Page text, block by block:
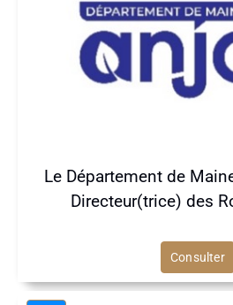
Le Département de
Directeur(trice) des
Consulter